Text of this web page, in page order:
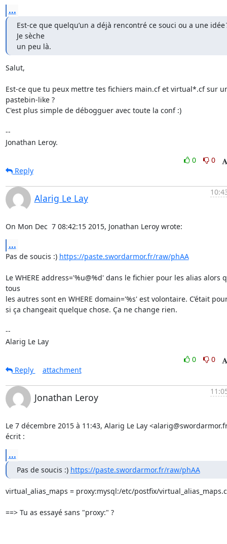
...
Est-ce que quelqu’un a déjà rencontré ce souci ou a une idée
Je sèche
un peu là.
Salut,
Est-ce que tu peux mettre tes fichiers main.cf et virtual*.cf sur
pastebin-like ?
C'est plus simple de débogguer avec toute la conf :)
--
Jonathan Leroy.
0
0
Reply
Alarig Le Lay
On Mon Dec  7 08:42:15 2015, Jonathan Leroy wrote:
...
Pas de soucis :) https://paste.swordarmor.fr/raw/phAA
Le WHERE address='%u@%d' dans le fichier pour les alias alors
tous
les autres sont en WHERE domain='%s' est volontaire. C’était
si ça changeait quelque chose. Ça ne change rien.
--
Alarig Le Lay
0
0
Reply
attachment
Jonathan Leroy
Le 7 décembre 2015 à 11:43, Alarig Le Lay
écrit :
...
Pas de soucis :) https://paste.swordarmor.fr/raw/phAA
virtual_alias_maps = proxy:mysql:/etc/postfix/
==> Tu as essayé sans "proxy:" ?